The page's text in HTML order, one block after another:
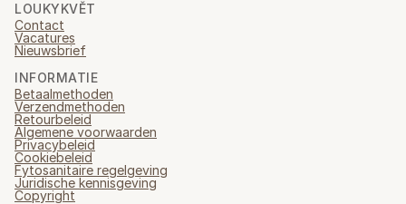
LOUKYKVĚT
Contact
Vacatures
Nieuwsbrief
INFORMATIE
Betaalmethoden
Verzendmethoden
Retourbeleid
Algemene voorwaarden
Privacybeleid
Cookiebeleid
Fytosanitaire regelgeving
Juridische kennisgeving
Copyright